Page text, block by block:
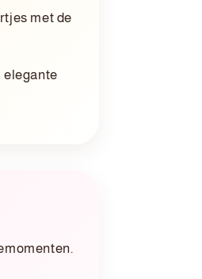
met de
elegante